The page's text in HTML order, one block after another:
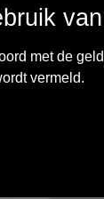
Vanaf€
met de
vermeld.